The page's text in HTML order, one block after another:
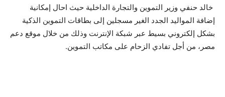
خالد حنفي وزير التموين والتجارة الداخلية حيث احال إمكانية
إضافة المواليد الجدد الغير مسجلين إلى بطاقات التموين الذكية
بشكل إلكتروني بسيط عبر شبكة الإنترنت وذلك من خلال موقع دعم
مصر، من أجل تفادي الزحام على مكاتب التموين.